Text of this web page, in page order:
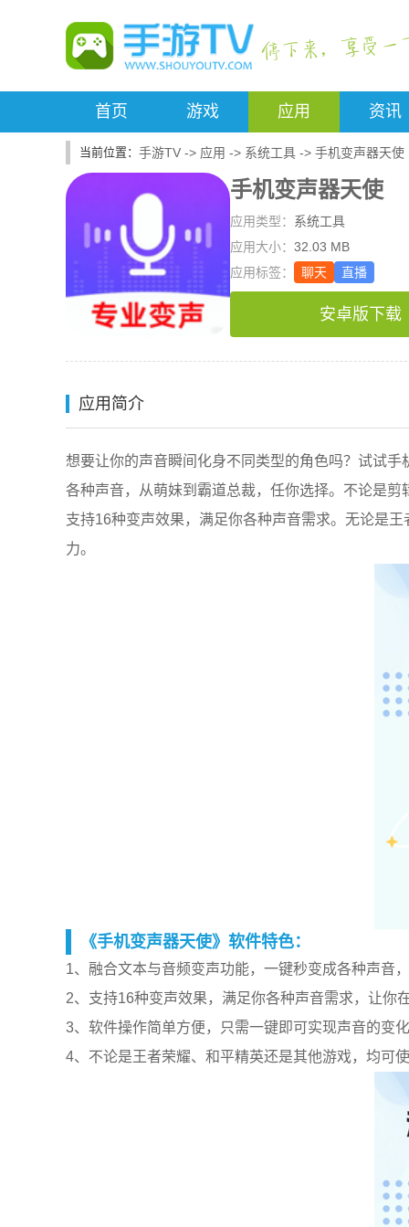
首页 游戏 应用 资讯
手游TV -> 应用 -> 系统工具 -> 手机变声器天使
手机变声器天使
应用类型： 系统工具
应用大小： 32.03 MB
应用标签：
聊天 直播
安卓版下载
应用简介
想要让你的声音瞬间化身不同类型的角色吗？试试
各种声音，从萌妹到霸道总裁，任你选择。不论是
支持16种变声效果，满足你各种声音需求。无论是
力。
《手机变声器天使》软件特色：
1、融合文本与音频变声功能，一键秒变成各种声音
2、支持16种变声效果，满足你各种声音需求，让你
3、软件操作简单方便，只需一键即可实现声音的变
4、不论是王者荣耀、和平精英还是其他游戏，均可